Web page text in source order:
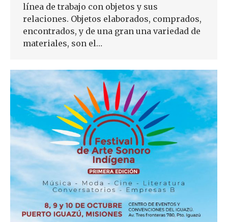
línea de trabajo con objetos y sus
relaciones. Objetos elaborados, comprados,
encontrados, y de una gran una variedad de
materiales, son el…